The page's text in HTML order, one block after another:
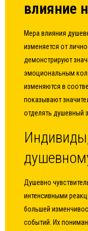
влияние
Мера влияния
изменяется от
демонстрируют
эмоциональным
изменяются в
показывают
отделять душевный
Душевно
интенсивными
большей
событий. Их